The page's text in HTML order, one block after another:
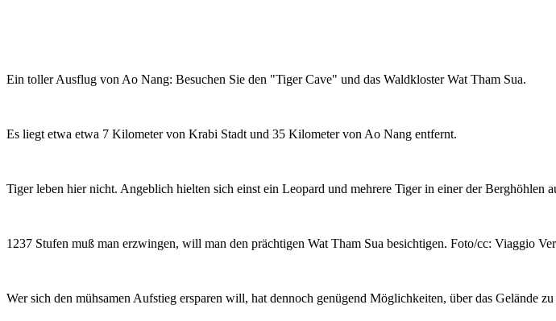
Ein toller Ausflug von Ao Nang: Besuchen Sie den "Tiger Cave" und das Waldkloster Wat Tham Sua.
Es liegt etwa etwa 7 Kilometer von Krabi Stadt und 35 Kilometer von Ao Nang entfernt.
Tiger leben hier nicht. Angeblich hielten sich einst ein Leopard und mehrere Tiger in einer der Berghöhlen
1237 Stufen muß man erzwingen, will man den prächtigen Wat Tham Sua besichtigen. Foto/cc: Viaggio
Wer sich den mühsamen Aufstieg ersparen will, hat dennoch genügend Möglichkeiten, über das Gelände